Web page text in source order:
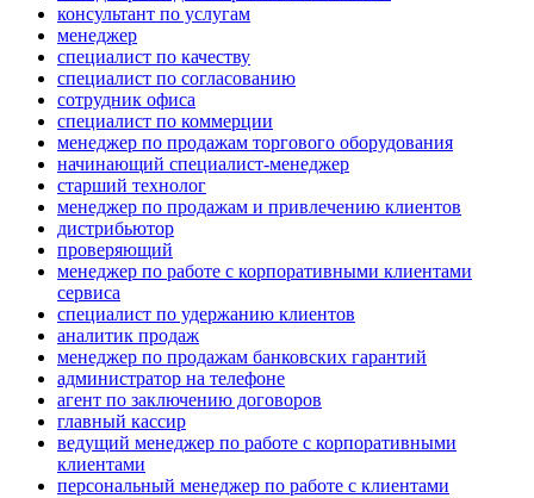
консультант по услугам
менеджер
специалист по качеству
специалист по согласованию
сотрудник офиса
специалист по коммерции
менеджер по продажам торгового оборудования
начинающий специалист-менеджер
старший технолог
менеджер по продажам и привлечению клиентов
дистрибьютор
проверяющий
менеджер по работе с корпоративными клиентами
сервиса
специалист по удержанию клиентов
аналитик продаж
менеджер по продажам банковских гарантий
администратор на телефоне
агент по заключению договоров
главный кассир
ведущий менеджер по работе с корпоративными
клиентами
персональный менеджер по работе с клиентами